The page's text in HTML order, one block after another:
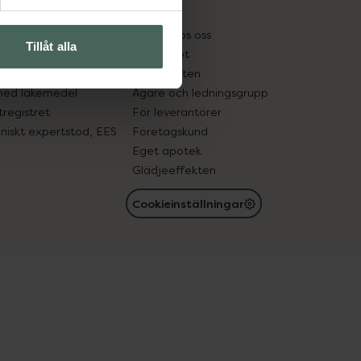
Tillåt alla
in gammal medicin
läkemedel
expertstöd, EES
Pressrum
Jobba hos oss
Hållbarhet
Samarbeten
Ägare och ledningsgrupp
För leverantörer
Företagskund
Eget apotek
Glädjeeffekten
Cookieinställningar